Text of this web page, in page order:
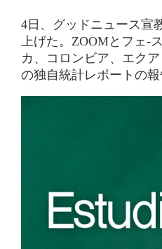
4日、グッドニュース宣
上げた。ZOOMとフェ-
カ、コロンビア、エク
の独自統計レポートの